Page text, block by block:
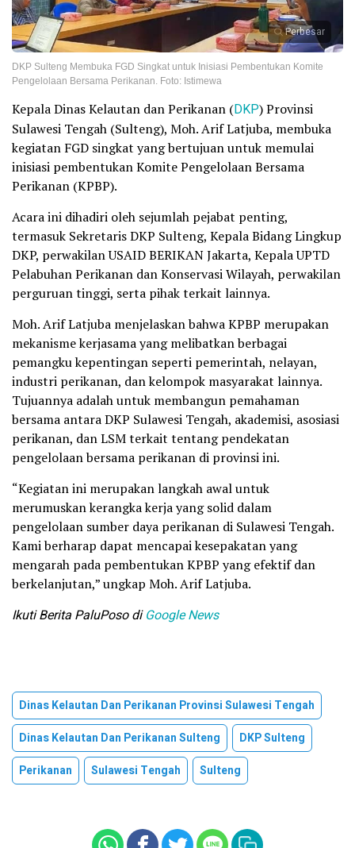
Perbesar
DKP Sulteng Membuka FGD Singkat untuk Inisiasi Pembentukan Komite
Pengelolaan Bersama Perikanan. Foto: Istimewa
Kepala Dinas Kelautan dan Perikanan (DKP) Provinsi
Sulawesi Tengah (Sulteng), Moh. Arif Latjuba, membuka
kegiatan FGD singkat yang bertujuan untuk memulai
inisiasi pembentukan Komite Pengelolaan Bersama
Perikanan (KPBP).
Acara ini dihadiri oleh sejumlah pejabat penting,
termasuk Sekretaris DKP Sulteng, Kepala Bidang Lingkup
DKP, perwakilan USAID BERIKAN Jakarta, Kepala UPTD
Pelabuhan Perikanan dan Konservasi Wilayah, perwakilan
perguruan tinggi, serta pihak terkait lainnya.
Moh. Arif Latjuba menjelaskan bahwa KPBP merupakan
mekanisme kerjasama yang melibatkan berbagai
pemangku kepentingan seperti pemerintah, nelayan,
industri perikanan, dan kelompok masyarakat lainnya.
Tujuannya adalah untuk membangun pemahaman
bersama antara DKP Sulawesi Tengah, akademisi, asosiasi
perikanan, dan LSM terkait tentang pendekatan
pengelolaan bersama perikanan di provinsi ini.
“Kegiatan ini merupakan langkah awal untuk
merumuskan kerangka kerja yang solid dalam
pengelolaan sumber daya perikanan di Sulawesi Tengah.
Kami berharap dapat mencapai kesepakatan yang
mengarah pada pembentukan KPBP yang efektif dan
berkelanjutan,” ungkap Moh. Arif Latjuba.
Ikuti Berita PaluPoso diGoogle News
Dinas Kelautan Dan Perikanan Provinsi Sulawesi Tengah
Dinas Kelautan Dan Perikanan Sulteng
DKP Sulteng
Perikanan
Sulawesi Tengah Sulteng